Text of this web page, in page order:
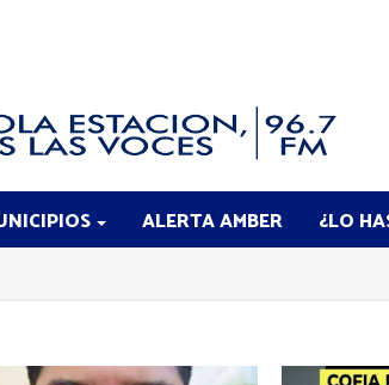
ALERTA AMBER ¿LO